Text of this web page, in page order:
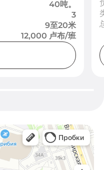
40吨。
3
9至20米
12,000 卢布/班